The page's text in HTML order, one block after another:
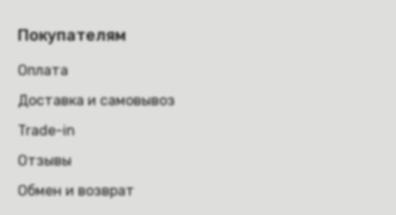
Покупателям
Оплата
Доставка и самовывоз
Trade-in
Отзывы
Обмен и возврат